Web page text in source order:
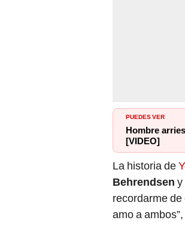
PUEDES VER
Hombre
[VIDEO]
La historia de
Behrendsen y
recordarme
amo a